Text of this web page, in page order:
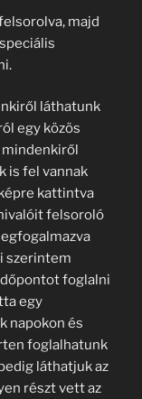
majd
láthatunk
egy közös
mindenkiről
is fel vannak
kattintva
felsoroló
szerintem
foglalni
egy
napokon és
foglalhatunk
láthatjuk az
részt vett az